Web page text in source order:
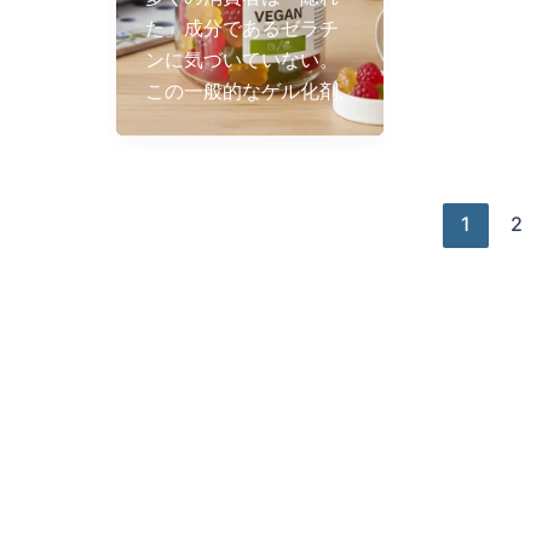
た」成分であるゼラチ
ンに気づいていない。
この一般的なゲル化剤,
1 2